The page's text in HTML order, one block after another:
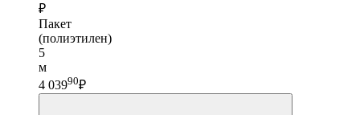
₽
Пакет
(полиэтилен)
5
м
4 03990₽